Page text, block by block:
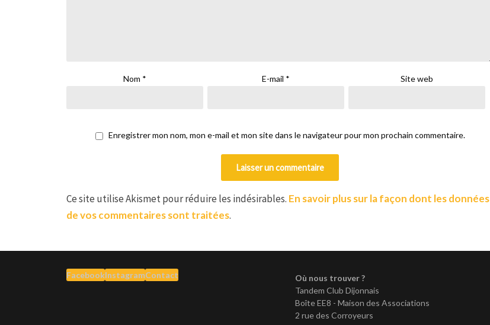
Nom * E-mail * Site web
Enregistrer mon nom, mon e-mail et mon site dans le navigateur pour mon prochain commentaire.
Ce site utilise Akismet pour réduire les indésirables. En savoir plus sur la façon dont les données
de vos commentaires sont traitées.
FacebookInstagramContact
Où nous trouver ?
Tandem Club Dijonnais
Boîte EE8 - Maison des Associations
2 rue des Corroyeurs